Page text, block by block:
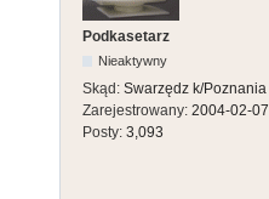
Podkasetarz
Nieaktywny
Skąd: Swarzędz k/Poznania
Zarejestrowany: 2004-02-07
Posty: 3,093